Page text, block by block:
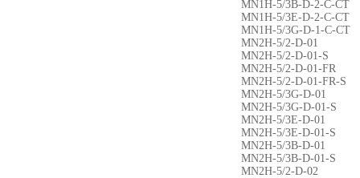
MN1H-5/3B-D-2-C-CT
MN1H-5/3E-D-2-C-CT
MN1H-5/3G-D-1-C-CT
MN2H-5/2-D-01
MN2H-5/2-D-01-S
MN2H-5/2-D-01-FR
MN2H-5/2-D-01-FR-S
MN2H-5/3G-D-01
MN2H-5/3G-D-01-S
MN2H-5/3E-D-01
MN2H-5/3E-D-01-S
MN2H-5/3B-D-01
MN2H-5/3B-D-01-S
MN2H-5/2-D-02